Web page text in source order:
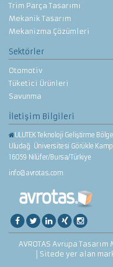
Trim Parça Tasarımı
Mekanik Tasarım
Mekanizma Çözümleri
Sektörler
Otomotiv
Tüketici Ürünleri
Savunma
İletişim Bilgileri
ULUTEK Teknoloji Geliştirme
Uludağ Üniversitesi Görükle
16059 Nilüfer/Bursa/Türkiye
info@avrotas.com
AVROTAS Avrupa
│Sitede yer alan